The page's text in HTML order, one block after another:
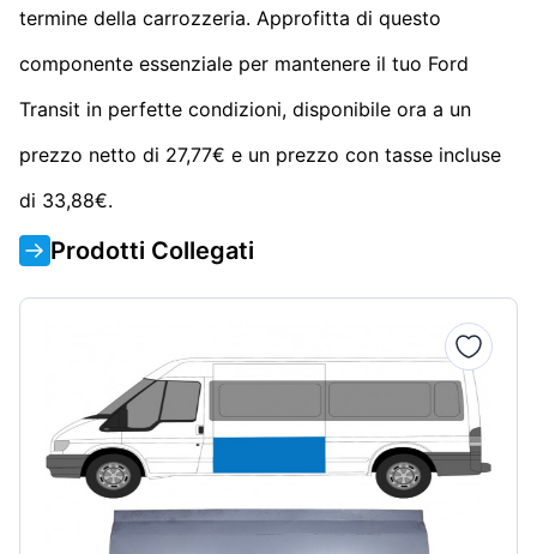
termine della carrozzeria. Approfitta di questo
componente essenziale per mantenere il tuo Ford
Transit in perfette condizioni, disponibile ora a un
prezzo netto di 27,77€ e un prezzo con tasse incluse
di 33,88€.
Prodotti Collegati